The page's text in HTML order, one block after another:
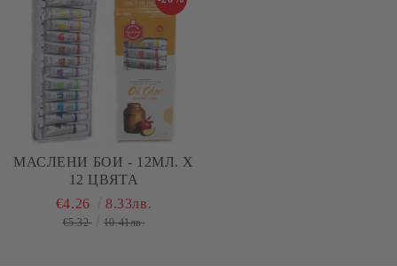
МАСЛЕНИ БОИ - 12МЛ. Х
12 ЦВЯТА
€4.26 8.33лв.
€5.32 10.41лв.